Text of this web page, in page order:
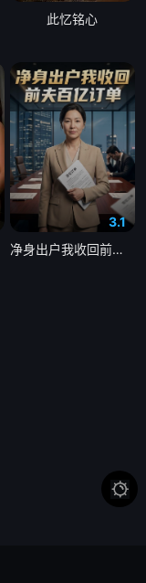
此忆铭心
3.1
净身出户我收回前夫百亿订单
